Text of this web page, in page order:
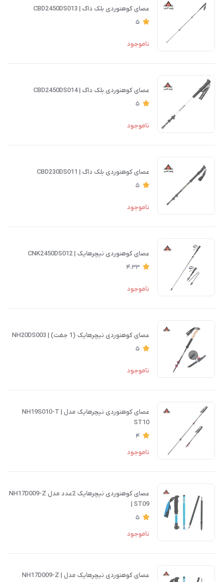
عصای کوهنوردی بلک داگ | CBD2450DS013
5
ناموجود
عصای کوهنوردی بلک داگ | CBD2450DS014
5
ناموجود
عصای کوهنوردی بلک داگ | CBD230DS011
5
ناموجود
عصای کوهنوردی نیچرهایک | CNK2450DS012
4.33
ناموجود
عصای کوهنوردی نیچرهایک (1 جفت) | NH20DS003
5
ناموجود
عصای کوهنوردی نیچرهایک مدل NH19S010-T |
ST10
4
ناموجود
عصای کوهنوردی نیچرهایک 2عدد مدل NH17D009-Z
| ST09
5
ناموجود
عصای کوهنوردی نیچرهایک مدل NH17D009-Z |